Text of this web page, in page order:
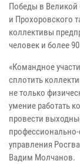
Победы в Великой
и Прохоровского
коллективы
человек и более
«Командное
сплотить
не только
умение работать
провести
управления
Вадим Молчанов.